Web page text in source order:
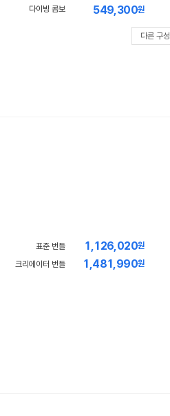
549,300원
다이빙 콤보
다른 구성
1,126,020원
표준 번들
1,481,990원
크리에이터 번들